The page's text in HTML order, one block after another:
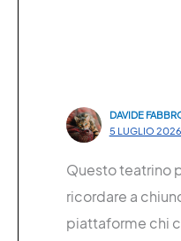
DAVIDE
5 LUGLIO
Questo teatrino
ricordare a
piattaforme chi